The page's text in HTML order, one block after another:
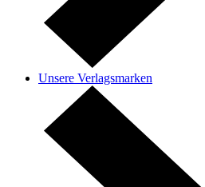
Unsere Verlagsmarken